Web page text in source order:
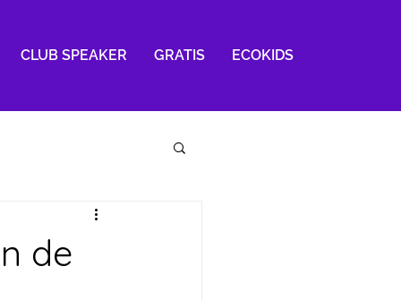
CLUB SPEAKER GRATIS ECOKIDS
de